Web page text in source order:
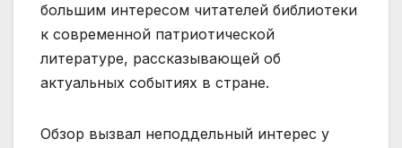
большим интересом читателей библиотеки
к современной патриотической
литературе, рассказывающей об
актуальных событиях в стране.
Обзор вызвал неподдельный интерес у